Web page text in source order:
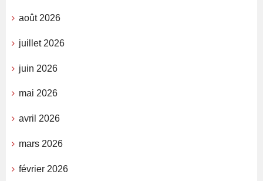
août 2026
juillet 2026
juin 2026
mai 2026
avril 2026
mars 2026
février 2026